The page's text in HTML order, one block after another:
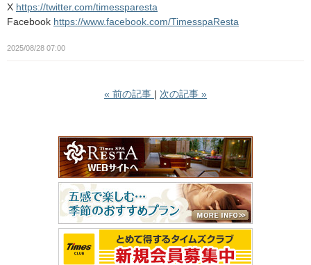
X https://twitter.com/timessparesta
Facebook https://www.facebook.com/TimesspaResta
2025/08/28 07:00
« 前の記事 次の記事 »